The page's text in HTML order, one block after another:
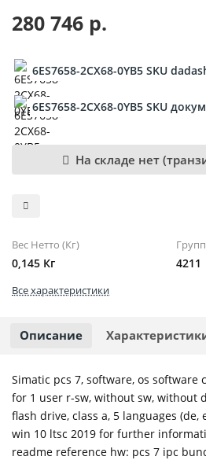
280 746 р.
6ES7658-2CX68-0YB5 SKU
6ES7658-2CX68-0YB5 SKU
На складе нет
Вес Нетто (Кг)
0,145 Кг 4211
Все характеристики
Описание
Simatic pcs 7, software, os software
for 1 user r-sw, without sw, without
flash drive, class a, 5 languages (de,
win 10 ltsc 2019 for further
readme reference hw: pcs 7 ipc